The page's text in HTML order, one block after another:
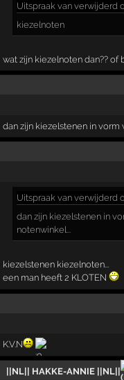
Uitspraak van verwijderd
kiezelnoten
wat zijn kiezelnoten dan?? of
dan zijn kiezelstenen in vorm
Uitspraak van verwijderd
dan zijn kiezelstenen in
notenwinkel...
kiezelstenen kiezelnoten...
een man heeft 2 KLOTEN
K.V.N
||NL|| HAKKE-ANNIE ||NL||